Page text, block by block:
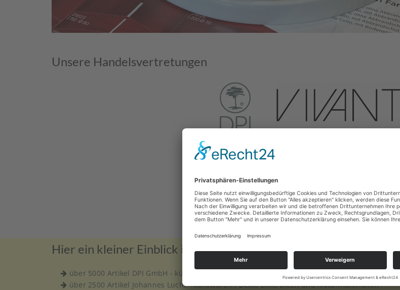
Unsere Handelsvertretungen
Hier ein kleiner Einblick in unser Sortiment:
über 5000 Artikel DPI GmbH - künstliche Pflanzen und Seidenblumen, Dekoartikel, Großgefäße
über 2500 Artikel Johannes Lucht - Korbwaren , Deko, Zink, Blech und Naturmaterialien